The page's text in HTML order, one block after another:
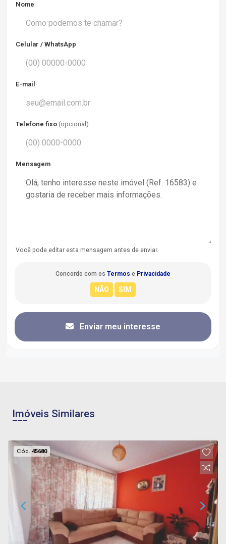
Nome
Celular / WhatsApp
E-mail
Telefone fixo (opcional)
Mensagem
Você pode editar esta mensagem antes de enviar.
Concordo com os Termos e Privacidade
Enviar meu interesse
Imóveis Similares
Cód.45680